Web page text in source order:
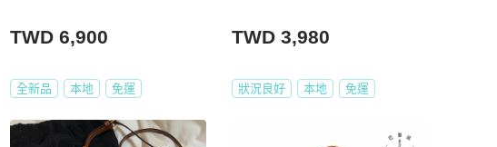
TWD 6,900
全新品 本地 免運
TWD 3,980
狀況良好 本地 免運